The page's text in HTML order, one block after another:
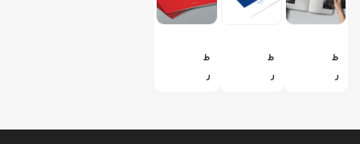
ط
ر
ی
ط
ر
ی
ط
ر
ی